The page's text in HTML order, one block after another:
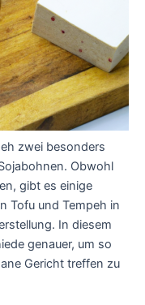
zwei besonders
Obwohl
gibt es einige
Tofu und Tempeh in
In diesem
genauer, um so
Gericht treffen zu